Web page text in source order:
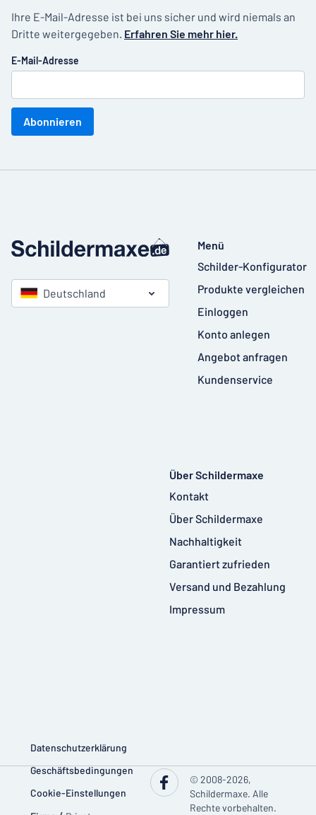
Ihre E-Mail-Adresse ist bei uns sicher und wird niemals an
Dritte weitergegeben. Erfahren Sie mehr hier.
E-Mail-Adresse
Abonnieren
Deutschland
Menü
Schilder-Konfigurator
Produkte vergleichen
Einloggen
Konto anlegen
Angebot anfragen
Kundenservice
Über Schildermaxe
Kontakt
Über Schildermaxe
Nachhaltigkeit
Garantiert zufrieden
Versand und Bezahlung
Impressum
Datenschutzerklärung
Geschäftsbedingungen
Cookie-Einstellungen
© 2008-2026,
Schildermaxe. Alle
Rechte vorbehalten.